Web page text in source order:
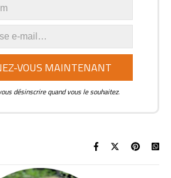
désinscrire quand vous le souhaitez.